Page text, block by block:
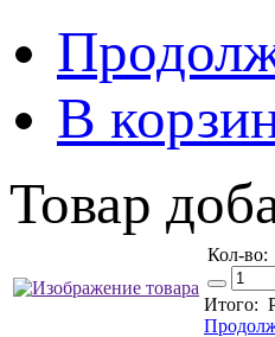
В
Товар
Кол-во:
Итого: